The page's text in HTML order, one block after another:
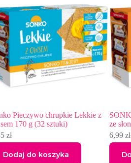
chrupkie Lekkie z
g (32 sztuki)
do koszyka
SONKO
ze
Dodaj